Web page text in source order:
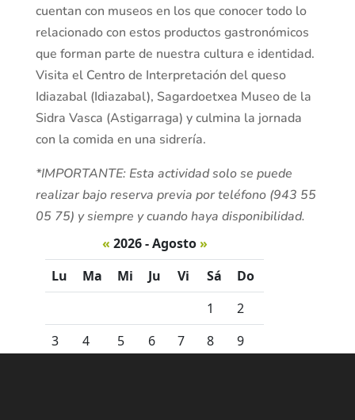
cuentan con museos en los que conocer todo lo
relacionado con estos productos gastronómicos
que forman parte de nuestra cultura e identidad.
Visita el Centro de Interpretación del queso
Idiazabal (Idiazabal), Sagardoetxea Museo de la
Sidra Vasca (Astigarraga) y culmina la jornada
con la comida en una sidrería.
*IMPORTANTE: Esta actividad solo se puede
realizar bajo reserva previa por teléfono (943 55
05 75) y siempre y cuando haya disponibilidad.